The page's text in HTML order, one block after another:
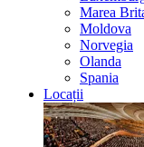
Marea
Moldova
Norvegia
Olanda
Spania
Locații